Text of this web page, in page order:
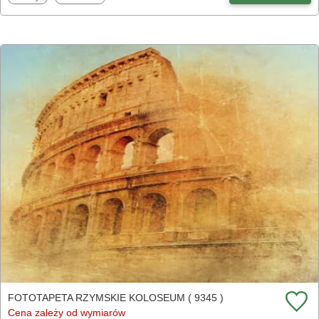
FOTOTAPETA RZYMSKIE KOLOSEUM ( 9345 )
Cena zależy od wymiarów